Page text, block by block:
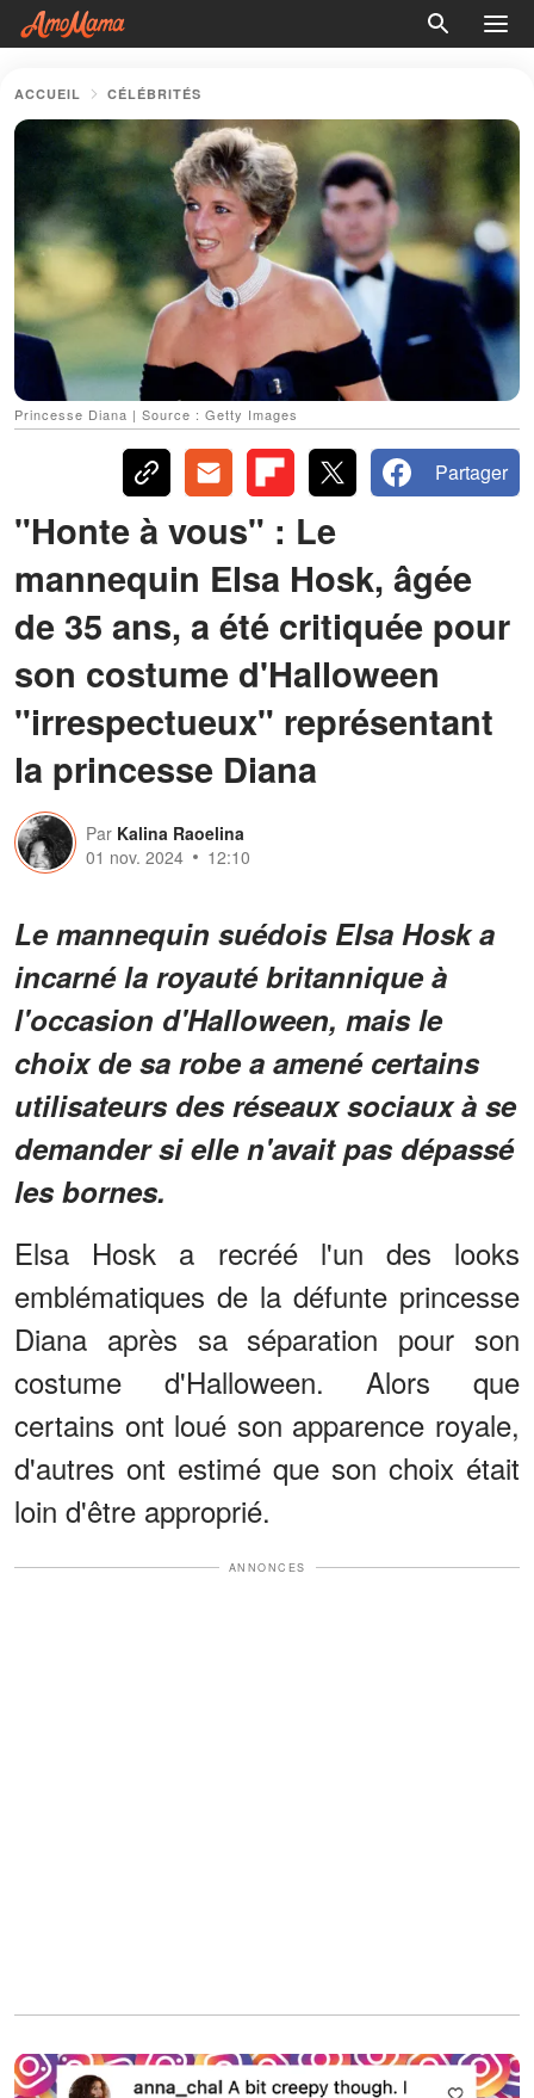
ACCUEIL CÉLÉBRITÉS
Princesse Diana | Source : Getty Images
Partager
"Honte à vous" : Le
mannequin Elsa Hosk, âgée
de 35 ans, a été critiquée pour
son costume d'Halloween
"irrespectueux" représentant
la princesse Diana
Par Kalina Raoelina
01 nov. 2024
12:10
Le mannequin suédois Elsa Hosk a
incarné la royauté britannique à
l'occasion d'Halloween, mais le
choix de sa robe a amené certains
utilisateurs des réseaux sociaux à se
demander si elle n'avait pas dépassé
les bornes.
Elsa Hosk a recréé l'un des looks
emblématiques de la défunte princesse
Diana après sa séparation pour son
costume d'Halloween. Alors que
certains ont loué son apparence royale,
d'autres ont estimé que son choix était
loin d'être approprié.
ANNONCES